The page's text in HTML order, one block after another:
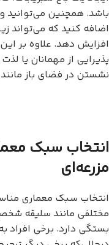
باشد. همچنین می‌توانید
اضافه کنید که می‌تواند
افزایش دهد. علاوه بر
پذیرایی از مهمانان یا
نشستن در فضای باز
انتخاب سبک
مزرعه‌ای
انتخاب سبک معماری
مختلفی مانند سلیقه
بستگی دارد. برخی افراد